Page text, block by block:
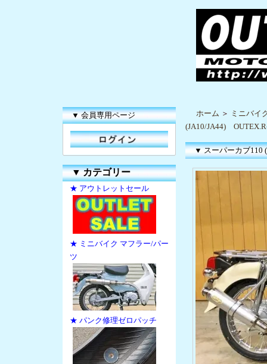
▼ 会員専用ページ
▼カテゴリー
★ アウトレットセール
★ ミニバイク マフラー/パー
ツ
★ パンク修理ゼロパッチ
ホーム ＞ ミニバイ
(JA10/JA44)
▼ スーパーカブ110